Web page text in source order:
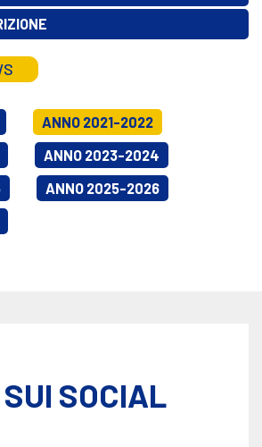
ANNO 2021-2022
ANNO 2023-2024
ANNO 2025-2026
SOCIAL